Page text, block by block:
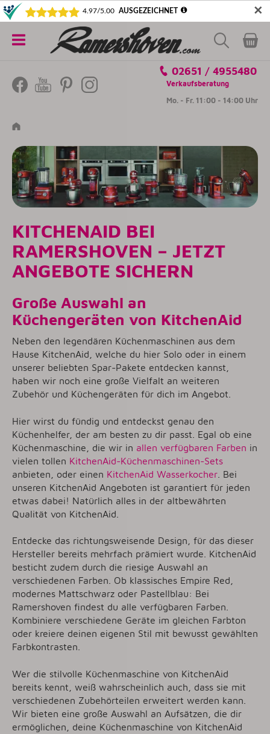
✕
5€ SICHERN! NEWSLETTER ABONNIEREN
Kategorien
02651 / 4955480
Verkaufsberatung
Mo. - Fr. 11:00 - 14:00 Uhr
KITCHENAID BEI
RAMERSHOVEN – JETZT
ANGEBOTE SICHERN
Große Auswahl an
Küchengeräten von KitchenAid
Neben den legendären Küchenmaschinen aus dem
Hause KitchenAid, welche du hier Solo oder in einem
unserer beliebten Spar-Pakete entdecken kannst,
haben wir noch eine große Vielfalt an weiteren
Zubehör und Küchengeräten für dich im Angebot.
Hier wirst du fündig und entdeckst genau den
Küchenhelfer, der am besten zu dir passt. Egal ob eine
Küchenmaschine, die wir in allen verfügbaren Farben in
vielen tollen KitchenAid-Küchenmaschinen-Sets
anbieten, oder einen KitchenAid Wasserkocher . Bei
unseren KitchenAid Angeboten ist garantiert für jeden
etwas dabei! Natürlich alles in der altbewährten
Qualität von KitchenAid.
Entdecke das richtungsweisende Design, für das dieser
Hersteller bereits mehrfach prämiert wurde. KitchenAid
besticht zudem durch die riesige Auswahl an
verschiedenen Farben. Ob klassisches Empire Red,
modernes Mattschwarz oder Pastellblau: Bei
Ramershoven findest du alle verfügbaren Farben.
Kombiniere verschiedene Geräte im gleichen Farbton
oder kreiere deinen eigenen Stil mit bewusst gewählten
Farbkontrasten.
Wer die stilvolle Küchenmaschine von KitchenAid
bereits kennt, weiß wahrscheinlich auch, dass sie mit
verschiedenen Zubehörteilen erweitert werden kann.
Wir bieten eine große Auswahl an Aufsätzen, die dir
ermöglichen, deine Küchenmaschine von KitchenAid